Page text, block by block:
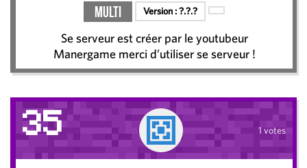
Multi Version :?.?.?
Se serveur est créer par le youtubeur
Manergame merci d’utiliser se serveur !
35 1 votes